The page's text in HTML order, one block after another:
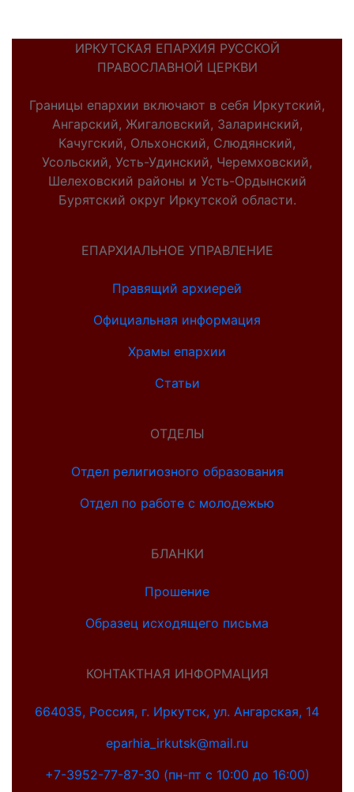
ИРКУТСКАЯ ЕПАРХИЯ РУССКОЙ
ПРАВОСЛАВНОЙ ЦЕРКВИ
Границы епархии включают в себя Иркутский,
Ангарский, Жигаловский, Заларинский,
Качугский, Ольхонский, Слюдянский,
Усольский, Усть-Удинский, Черемховский,
Шелеховский районы и Усть-Ордынский
Бурятский округ Иркутской области.
ЕПАРХИАЛЬНОЕ УПРАВЛЕНИЕ
Правящий архиерей
Официальная информация
Храмы епархии
Статьи
ОТДЕЛЫ
Отдел религиозного образования
Отдел по работе с молодежью
БЛАНКИ
Прошение
Образец исходящего письма
КОНТАКТНАЯ ИНФОРМАЦИЯ
664035, Россия, г. Иркутск, ул. Ангарская, 14
eparhia_irkutsk@mail.ru
+7-3952-77-87-30 (пн-пт с 10:00 до 16:00)